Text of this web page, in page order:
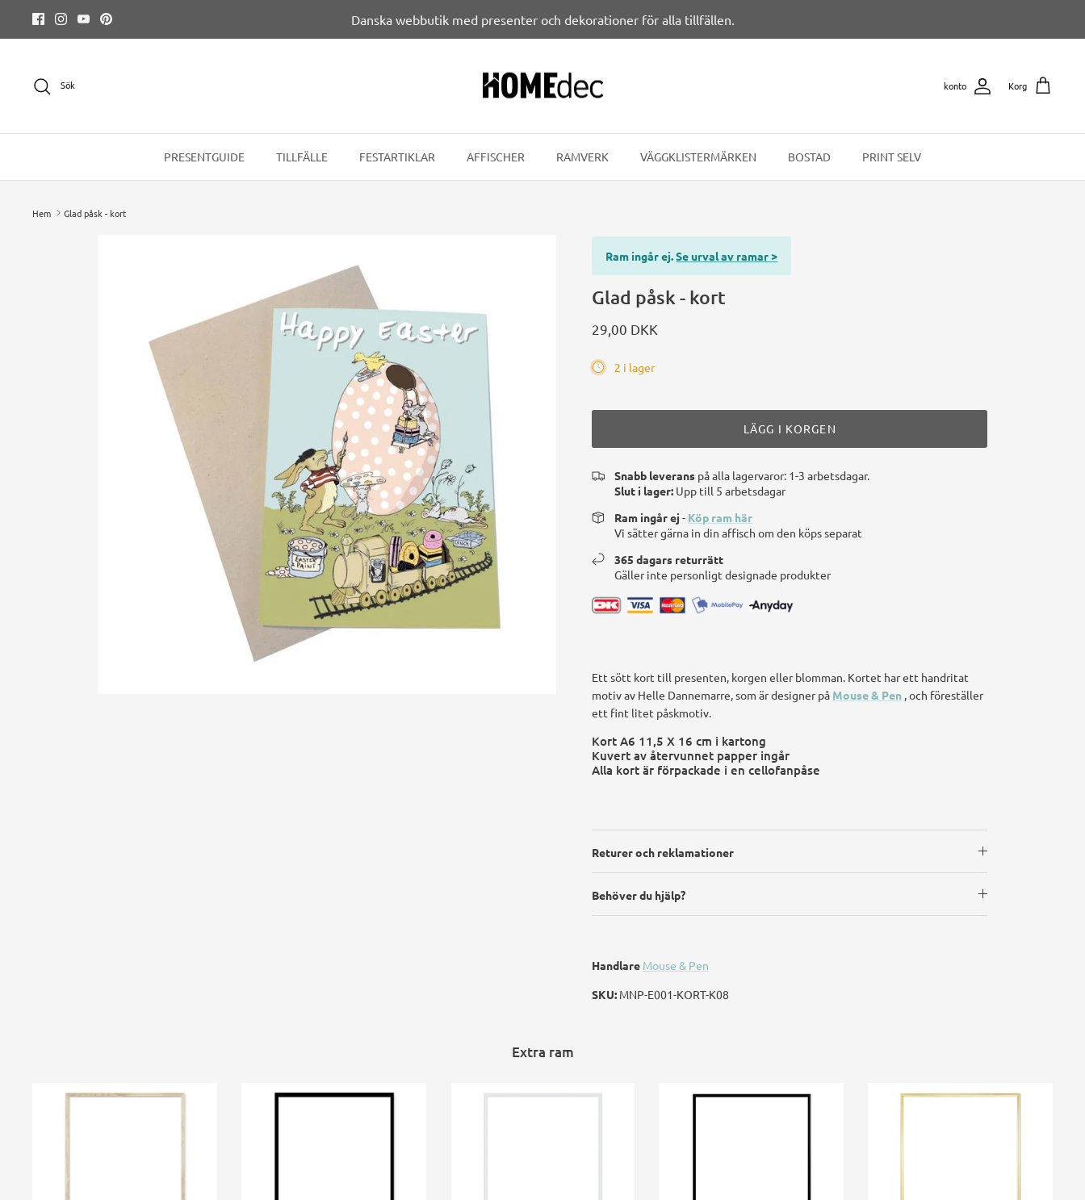
innehållet
Danska webbutik med presenter och dekorationer för alla tillfällen.
Sök konto Korg
PRESENTGUIDE TILLFÄLLE FESTARTIKLAR AFFISCHER RAMVERK VÄGGKLISTERMÄRKEN BOSTAD PRINT SELV
Hem Glad påsk - kort
Ram ingår ej.Se urval av ramar >
Glad påsk - kort
29,00 DKK
2 i lager
LÄGG I KORGEN
Snabb leverans på alla lagervaror: 1-3 arbetsdagar.
Slut i lager: Upp till 5 arbetsdagar
Ram ingår ej - Köp ram här
Vi sätter gärna in din affisch om den köps separat
365 dagars returrätt
Gäller inte personligt designade produkter
Ett sött kort till presenten, korgen eller blomman. Kortet har ett handritat
motiv av Helle Dannemarre, som är designer på Mouse & Pen , och föreställer
ett fint litet påskmotiv.
Kort A6 11,5 X 16 cm i kartong
Kuvert av återvunnet papper ingår
Alla kort är förpackade i en cellofanpåse
Returer och reklamationer
Behöver du hjälp?
Handlare Mouse & Pen
SKU: MNP-E001-KORT-K08
Extra ram